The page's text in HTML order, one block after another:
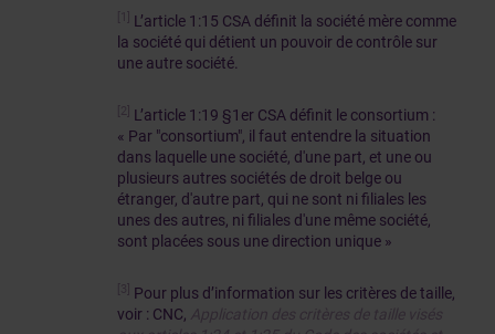
[1] L’article 1:15 CSA définit la société mère comme
la société qui détient un pouvoir de contrôle sur
une autre société.
[2] L’article 1:19 §1er CSA définit le consortium :
« Par "consortium", il faut entendre la situation
dans laquelle une société, d'une part, et une ou
plusieurs autres sociétés de droit belge ou
étranger, d'autre part, qui ne sont ni filiales les
unes des autres, ni filiales d'une même société,
sont placées sous une direction unique »
[3] Pour plus d’information sur les critères de taille,
voir : CNC, Application des critères de taille visés